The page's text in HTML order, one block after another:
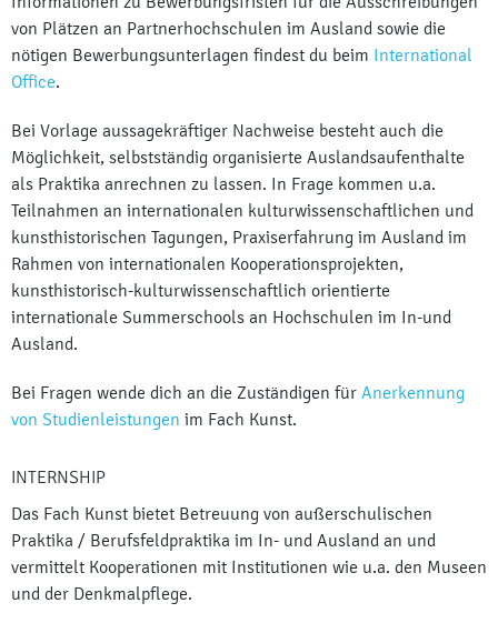
von Plätzen an Partnerhochschulen im Ausland sowie die
nötigen Bewerbungsunterlagen findest du beim International
Office.
Bei Vorlage aussagekräftiger Nachweise besteht auch die
Möglichkeit, selbstständig organisierte Auslandsaufenthalte
als Praktika anrechnen zu lassen. In Frage kommen u.a.
Teilnahmen an internationalen kulturwissenschaftlichen und
kunsthistorischen Tagungen, Praxiserfahrung im Ausland im
Rahmen von internationalen Kooperationsprojekten,
kunsthistorisch-kulturwissenschaftlich orientierte
internationale Summerschools an Hochschulen im In-und
Ausland.
Bei Fragen wende dich an die Zuständigen für Anerkennung
von Studienleistungen im Fach Kunst.
INTERNSHIP
Das Fach Kunst bietet Betreuung von außerschulischen
Praktika / Berufsfeldpraktika im In- und Ausland an und
vermittelt Kooperationen mit Institutionen wie u.a. den Museen
und der Denkmalpflege.